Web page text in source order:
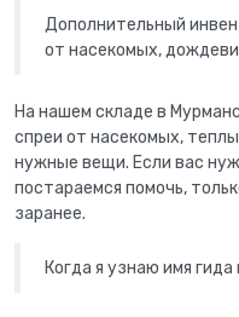
Дополнительный
от насекомых,
На нашем складе в
спреи от насекомых,
нужные вещи. Если вас
постараемся помочь,
заранее.
Когда я узнаю имя